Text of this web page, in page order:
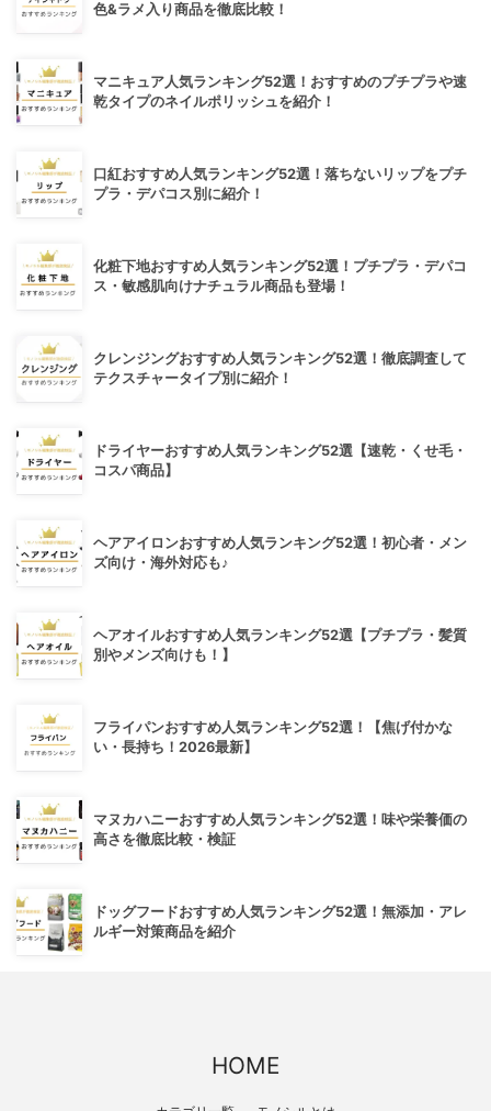
色&ラメ入り商品を徹底比較！
マニキュア人気ランキング52選！おすすめのプチプラや速
乾タイプのネイルポリッシュを紹介！
口紅おすすめ人気ランキング52選！落ちないリップをプチ
プラ・デパコス別に紹介！
化粧下地おすすめ人気ランキング52選！プチプラ・デパコ
ス・敏感肌向けナチュラル商品も登場！
クレンジングおすすめ人気ランキング52選！徹底調査して
テクスチャータイプ別に紹介！
ドライヤーおすすめ人気ランキング52選【速乾・くせ毛・
コスパ商品】
ヘアアイロンおすすめ人気ランキング52選！初心者・メン
ズ向け・海外対応も♪
ヘアオイルおすすめ人気ランキング52選【プチプラ・髪質
別やメンズ向けも！】
フライパンおすすめ人気ランキング52選！【焦げ付かな
い・長持ち！2026最新】
マヌカハニーおすすめ人気ランキング52選！味や栄養価の
高さを徹底比較・検証
ドッグフードおすすめ人気ランキング52選！無添加・アレ
ルギー対策商品を紹介
HOME